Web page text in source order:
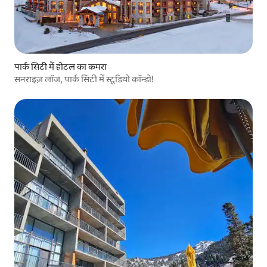
पार्क सिटी में होटल का कमरा
सनराइज़ लॉज, पार्क सिटी में स्टूडियो कॉन्डो!